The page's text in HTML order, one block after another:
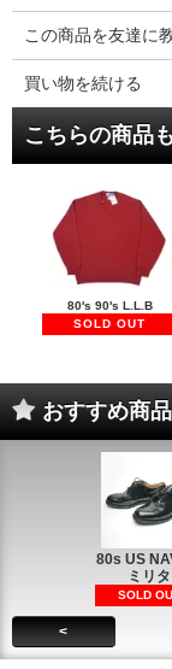
この商品を友達に
買い物を続ける
こちらの商品
80's 90's L.L.B
SOLD OUT
おすすめ商品
80s US
ミリタ
SOLD
<